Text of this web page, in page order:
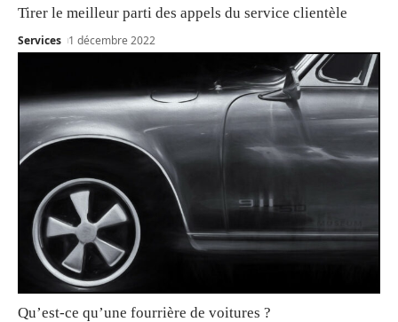
Tirer le meilleur parti des appels du service clientèle
Services 1 décembre 2022
Qu’est-ce qu’une fourrière de voitures ?